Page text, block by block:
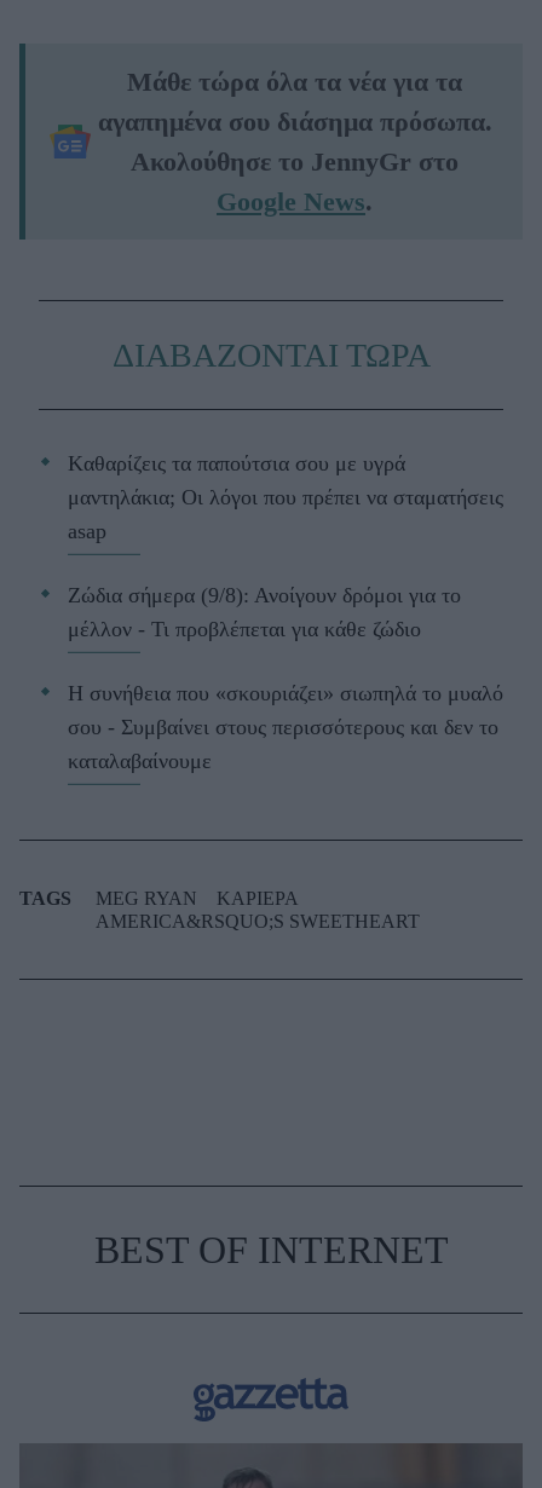
Μάθε τώρα όλα τα νέα για τα
αγαπημένα σου διάσημα πρόσωπα.
Ακολούθησε το JennyGr στο
Google News.
ΔΙΑΒΑΖΟΝΤΑΙ ΤΩΡΑ
Kαθαρίζεις τα παπούτσια σου με υγρά
μαντηλάκια; Οι λόγοι που πρέπει να σταματήσεις
asap
Ζώδια σήμερα (9/8): Ανοίγουν δρόμοι για το
μέλλον - Τι προβλέπεται για κάθε ζώδιο
Η συνήθεια που «σκουριάζει» σιωπηλά το μυαλό
σου - Συμβαίνει στους περισσότερους και δεν το
καταλαβαίνουμε
TAGS MEG RYAN
ΚΑΡΙΕΡΑ
AMERICA&RSQUO;S SWEETHEART
BEST OF INTERNET